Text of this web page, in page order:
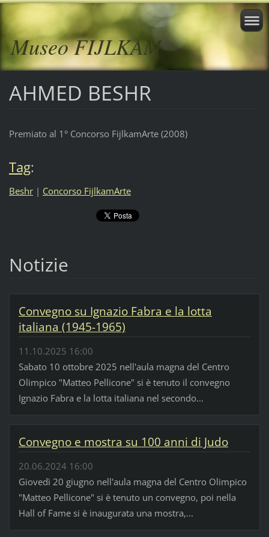
Museo FIJLKAM
AHMED BESHR
Premiato al 1° Concorso FijlkamArte (2008)
Tag:
Beshr | Concorso FijlkamArte
Notizie
Convegno su Ignazio Fabra e la lotta
italiana (1945-1965)
11.10.2025 16:00
Sabato 10 ottobre 2025 nell'aula magna del Centro
Olimpico "Matteo Pellicone" si è tenuto il convegno
Ignazio Fabra e la lotta italiana nel secondo...
Convegno e mostra su 100 anni di Judo
20.06.2024 16:00
Giovedì 20 giugno nell'aula magna del Centro Olimpico
"Matteo Pellicone" si è tenuto un convegno, poi nella
Hall of Fame si è inaugurata una mostra,...